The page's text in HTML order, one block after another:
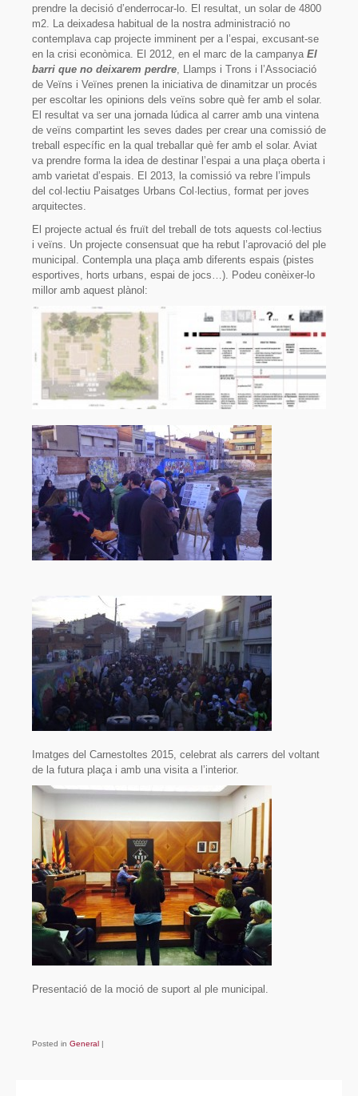
Participa
Fes-te soci/sòcia!
Avals
Enllaços
Contacte
prendre la decisió d’enderrocar-lo. El resultat, un solar de 4800
m2. La deixadesa habitual de la nostra administració no
contemplava cap projecte imminent per a l’espai, excusant-se
en la crisi econòmica. El 2012, en el marc de la campanyaEl
barri que no deixarem perdre, Llamps i Trons i l’Associació
de Veïns i Veïnes prenen la iniciativa de dinamitzar un procés
per escoltar les opinions dels veïns sobre què fer amb el solar.
El resultat va ser una jornada lúdica al carrer amb una vintena
de veïns compartint les seves dades per crear una comissió de
treball específic en la qual treballar què fer amb el solar. Aviat
va prendre forma la idea de destinar l’espai a una plaça oberta i
amb varietat d’espais. El 2013, la comissió va rebre l’impuls
del col·lectiu Paisatges Urbans Col·lectius, format per joves
arquitectes.
El projecte actual és fruït del treball de tots aquests col·lectius
i veïns. Un projecte consensuat que ha rebut l’aprovació del ple
municipal. Contempla una plaça amb diferents espais (pistes
esportives, horts urbans, espai de jocs…). Podeu conèixer-lo
millor amb aquest plànol:
Imatges del Carnestoltes 2015, celebrat als carrers del voltant
de la futura plaça i amb una visita a l’interior.
Presentació de la moció de suport al ple municipal.
Posted in General |